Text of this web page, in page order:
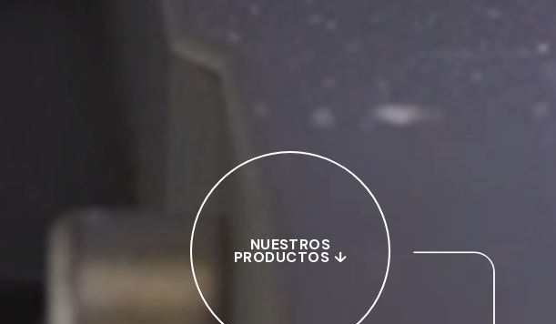
NUESTROS
PRODUCTOS ↓